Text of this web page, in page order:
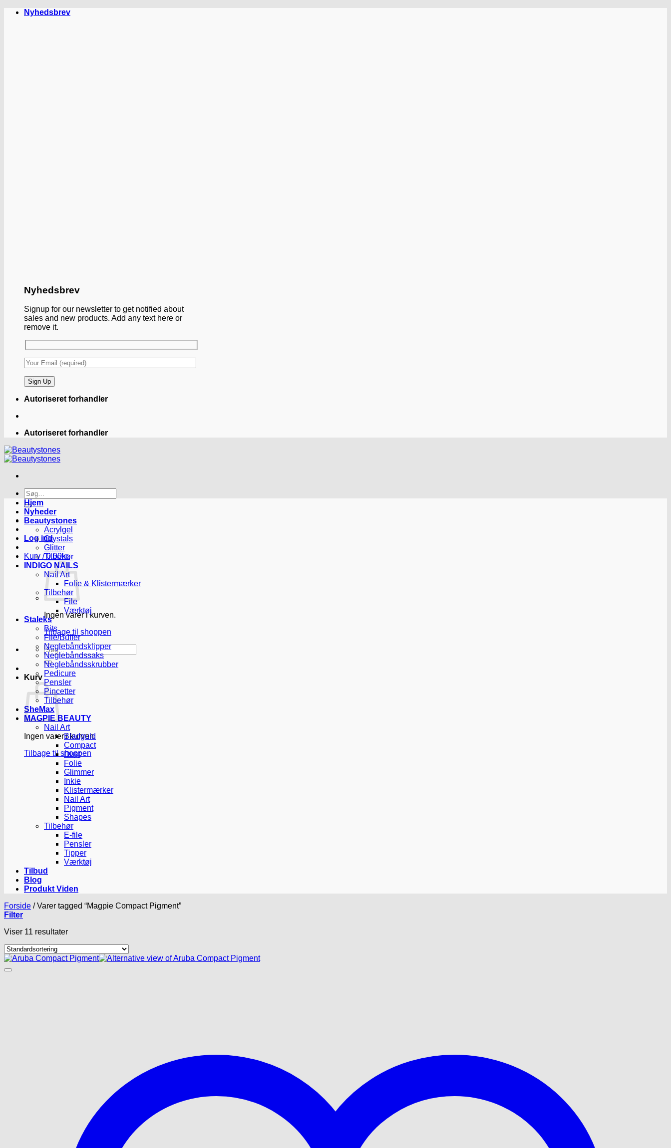
FortsætNyhedsbrev
Nyhedsbrev
Signup for our newsletter to get notified about
sales and new products. Add any text here or
remove it.
Autoriseret forhandler
Autoriseret forhandler
Søg
efter:
Log ind
Kurv /0.00kr.
Ingen varer i kurven.
Tilbage til shoppen
Søg
efter:
Kurv
Ingen varer i kurven.
Tilbage til shoppen
Hjem
Nyheder
Beautystones
Acrylgel
Crystals
Glitter
Tilbehør
INDIGO NAILS
Nail Art
Folie & Klistermærker
Tilbehør
File
Værktøj
Staleks
Bits
File/Buffer
Neglebåndsklipper
Neglebåndssaks
Neglebåndsskrubber
Pedicure
Pensler
Pincetter
Tilbehør
SheMax
MAGPIE BEAUTY
Nail Art
Bladguld
Compact
Dust
Folie
Glimmer
Inkie
Klistermærker
Nail Art
Pigment
Shapes
Tilbehør
E-file
Pensler
Tipper
Værktøj
Tilbud
Blog
Produkt Viden
Forside /Varer tagged “Magpie Compact Pigment”
Filter
Viser 11 resultater